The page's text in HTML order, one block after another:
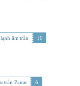
âm trần
10
trần Panas
6